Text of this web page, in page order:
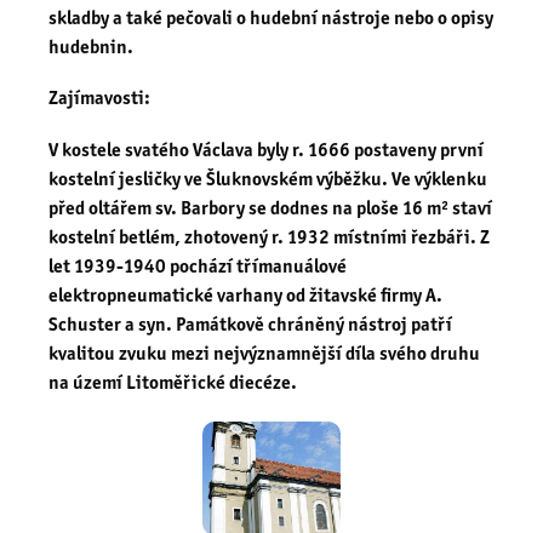
skladby a také pečovali o hudební nástroje nebo o opisy
hudebnin.
Zajímavosti:
V kostele svatého Václava byly r. 1666 postaveny první
kostelní jesličky ve Šluknovském výběžku. Ve výklenku
před oltářem sv. Barbory se dodnes na ploše 16 m² staví
kostelní betlém, zhotovený r. 1932 místními řezbáři. Z
let 1939-1940 pochází třímanuálové
elektropneumatické varhany od žitavské firmy A.
Schuster a syn. Památkově chráněný nástroj patří
kvalitou zvuku mezi nejvýznamnější díla svého druhu
na území Litoměřické diecéze.